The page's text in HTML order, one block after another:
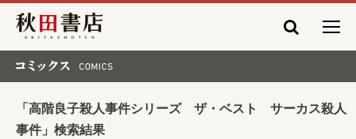
秋田書店
「高階良子殺人事件シリーズ ザ・ベスト サーカス殺人
事件」検索結果